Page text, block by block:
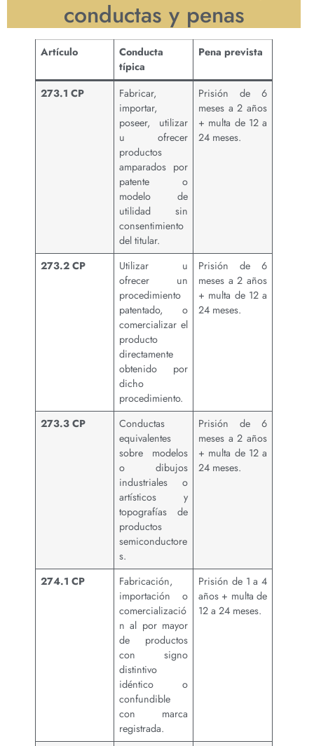
conductas y penas
Artículo
Conducta
típica
Pena prevista
273.1 CP
Fabricar,
importar,
poseer, utilizar
u ofrecer
productos
amparados por
patente o
modelo de
utilidad sin
consentimiento
del titular.
Prisión de 6
meses a 2 años
+ multa de 12 a
24 meses.
273.2 CP
Utilizar u
ofrecer un
procedimiento
patentado, o
comercializar el
producto
directamente
obtenido por
dicho
procedimiento.
Prisión de 6
meses a 2 años
+ multa de 12 a
24 meses.
273.3 CP
Conductas
equivalentes
sobre modelos
o dibujos
industriales o
artísticos y
topografías de
productos
semiconductore
s.
Prisión de 6
meses a 2 años
+ multa de 12 a
24 meses.
274.1 CP
Fabricación,
importación o
comercializació
n al por mayor
de productos
con signo
distintivo
idéntico o
confundible
con marca
registrada.
Prisión de 1 a 4
años + multa de
12 a 24 meses.